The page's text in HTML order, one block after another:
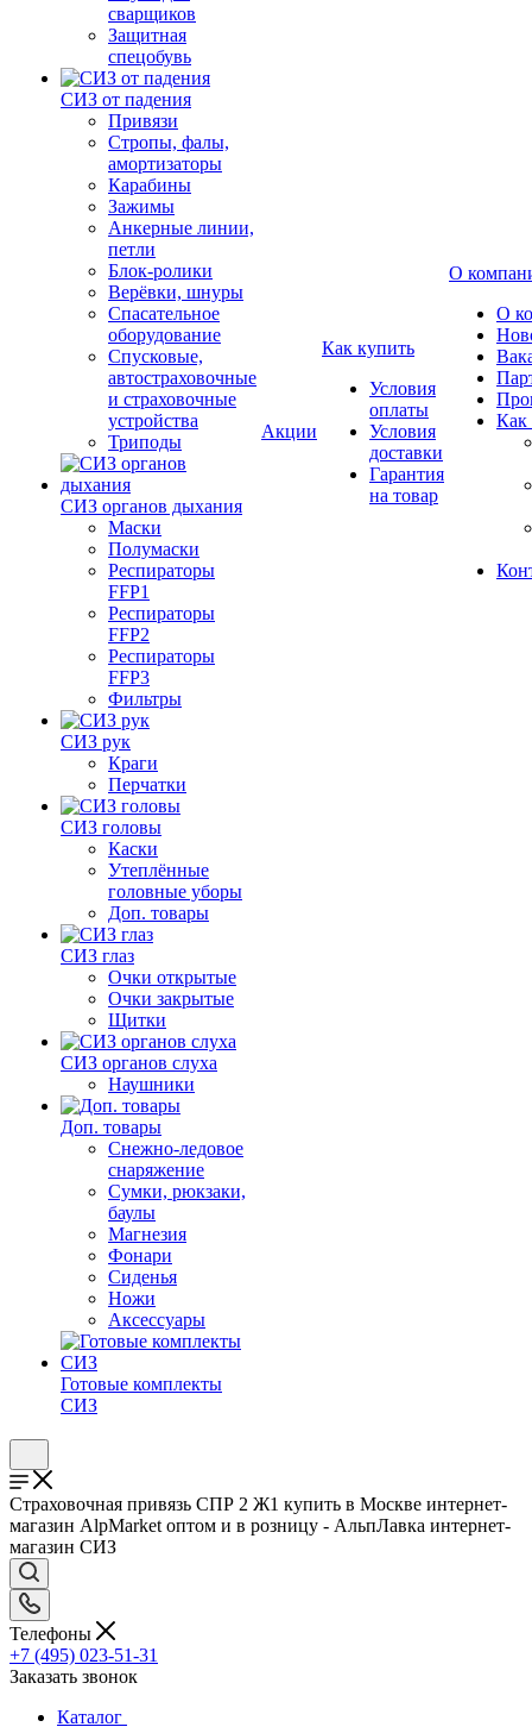
сварщиков
Защитная
спецобувь
СИЗ от падения
Привязи
Стропы, фалы,
амортизаторы
Карабины
Зажимы
Анкерные линии,
петли
Блок-ролики
Верёвки, шнуры
Спасательное
оборудование
Спусковые,
автостраховочные
и страховочные
устройства
Триподы
СИЗ органов дыхания
Маски
Полумаски
Респираторы
FFP1
Респираторы
FFP2
Респираторы
FFP3
Фильтры
СИЗ рук
Краги
Перчатки
СИЗ головы
Каски
Утеплённые
головные уборы
Доп. товары
СИЗ глаз
Очки открытые
Очки закрытые
Щитки
СИЗ органов слуха
Наушники
Доп. товары
Снежно-ледовое
снаряжение
Сумки, рюкзаки,
баулы
Магнезия
Фонари
Сиденья
Ножи
Аксессуары
Готовые комплекты
СИЗ
Акции
Как купить
Условия
оплаты
Условия
доставки
Гарантия
на товар
О
О
Как
Страховочная привязь СПР 2 Ж1 купить в Москве интернет-
магазин AlpMarket оптом и в розницу - АльпЛавка интернет-
магазин СИЗ
Телефоны
+7 (495) 023-51-31
Заказать звонок
Каталог